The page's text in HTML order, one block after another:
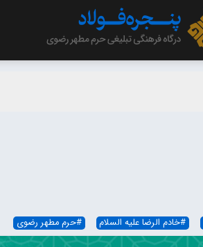
#خادم الرضا علیه السلام #حرم مطهر رضوی